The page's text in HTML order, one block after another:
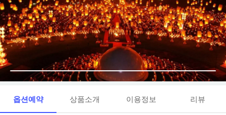
옵션예약 상품소개 이용정보 리뷰